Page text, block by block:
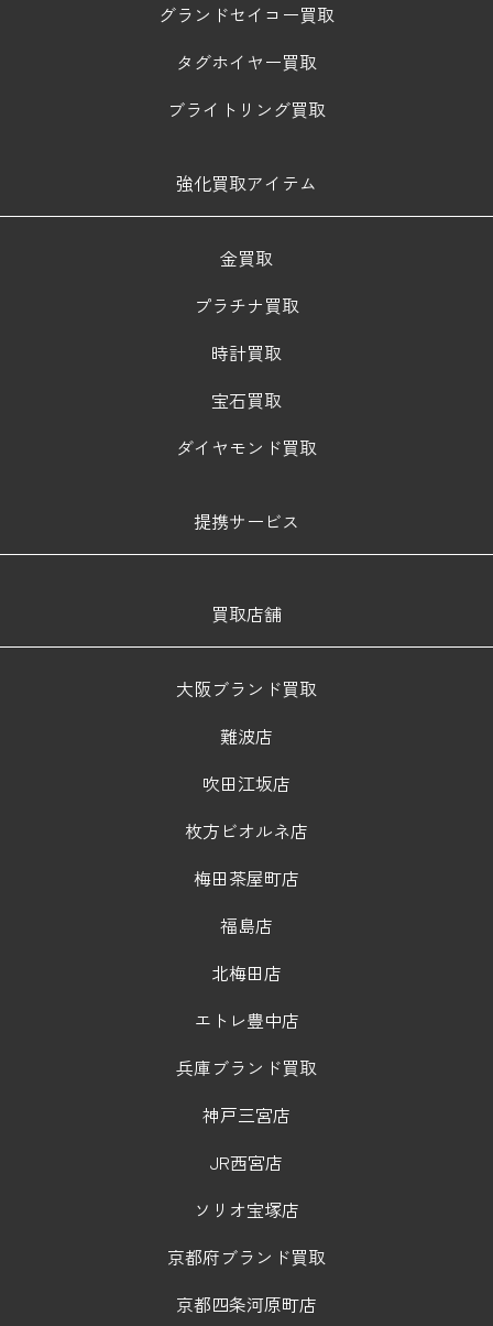
グランドセイコー買取
タグホイヤー買取
ブライトリング買取
強化買取アイテム
金買取
プラチナ買取
時計買取
宝石買取
ダイヤモンド買取
提携サービス
買取店舗
大阪ブランド買取
難波店
吹田江坂店
枚方ビオルネ店
梅田茶屋町店
福島店
北梅田店
エトレ豊中店
兵庫ブランド買取
神戸三宮店
JR西宮店
ソリオ宝塚店
京都府ブランド買取
京都四条河原町店